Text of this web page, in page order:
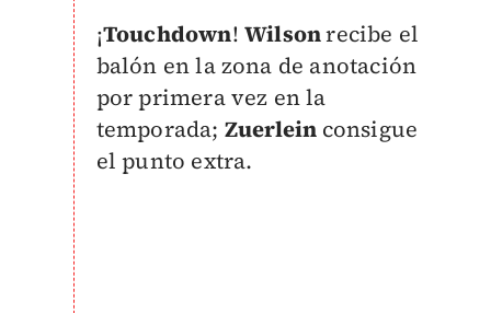
¡Touchdown! Wilsonrecibe el
balón en la zona de anotación
por primera vez en la
temporada; Zuerlein consigue
el punto extra.